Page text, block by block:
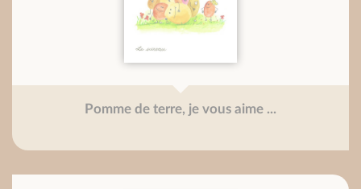
Pomme de terre, je vous aime ...